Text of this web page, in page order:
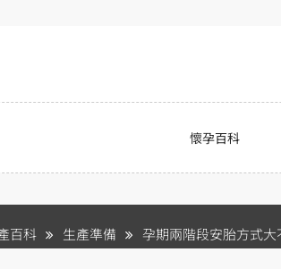
懷孕百科
百科 生產準備 孕期兩階段安胎方式